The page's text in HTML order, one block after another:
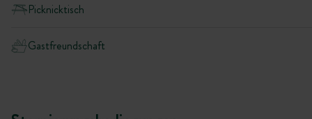
Picknicktisch
Gastfreundschaft